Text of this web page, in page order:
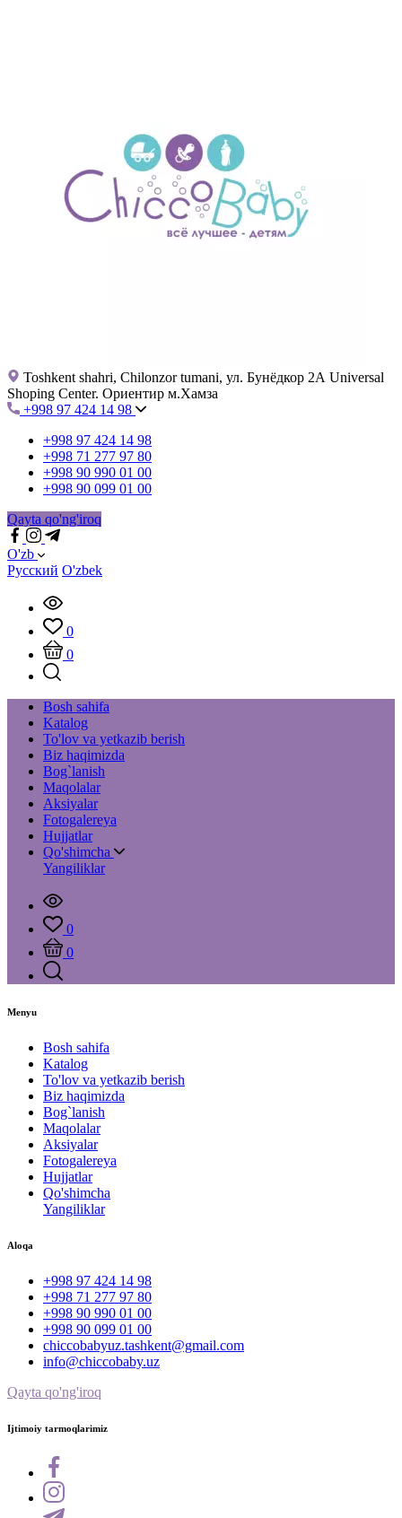
Toshkent shahri, Chilonzor tumani, ул. Бунёдкор 2А Universal
Shoping Center. Ориентир м.Хамза
+998 97 424 14 98
+998 97 424 14 98
+998 71 277 97 80
+998 90 990 01 00
+998 90 099 01 00
Qayta qo'ng'iroq
O'zb
Русский O'zbek
0
0
Bosh sahifa
Katalog
To'lov va yetkazib berish
Biz haqimizda
Bog`lanish
Maqolalar
Aksiyalar
Fotogalereya
Hujjatlar
Qo'shimcha
Yangiliklar
0
0
Menyu
Bosh sahifa
Katalog
To'lov va yetkazib berish
Biz haqimizda
Bog`lanish
Maqolalar
Aksiyalar
Fotogalereya
Hujjatlar
Qo'shimcha
Yangiliklar
Aloqa
+998 97 424 14 98
+998 71 277 97 80
+998 90 990 01 00
+998 90 099 01 00
chiccobabyuz.tashkent@gmail.com
info@chiccobaby.uz
Qayta qo'ng'iroq
Ijtimoiy tarmoqlarimiz